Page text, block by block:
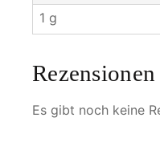
1 g
Rezensionen
Es gibt noch keine